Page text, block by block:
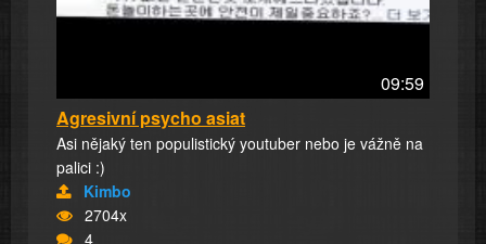
09:59
Agresivní psycho asiat
Asi nějaký ten populistický youtuber nebo je vážně na
palici :)
Kimbo
2704x
4